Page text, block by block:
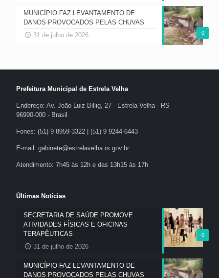
0
MUNICÍPIO FAZ LEVANTAMENTO DE
DANOS PROVOCADOS PELAS CHUVAS
31 de julho de 2026
Prefeitura Municipal de Estrela Velha
Endereço: Av. João Luiz Billig, 27 - Estrela Velha - RS
96990-000 - Brasil
Fones: (51) 9 8959-3322 | (51) 9 9244-6443
E-mail: gabinete@estrelavelha.rs.gov.br
Atendimento: 7h45 às 12h e das 13h15 às 17h
Últimas Notícias
0
SECRETARIA DE SAÚDE PROMOVE
ATIVIDADES FÍSICAS E OFICINAS
TERAPÊUTICAS
31 de julho de 2026
MUNICÍPIO FAZ LEVANTAMENTO DE
DANOS PROVOCADOS PELAS CHUVAS